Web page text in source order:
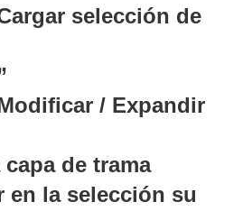
selección de
/ Expandir
capa de trama
en la selección su